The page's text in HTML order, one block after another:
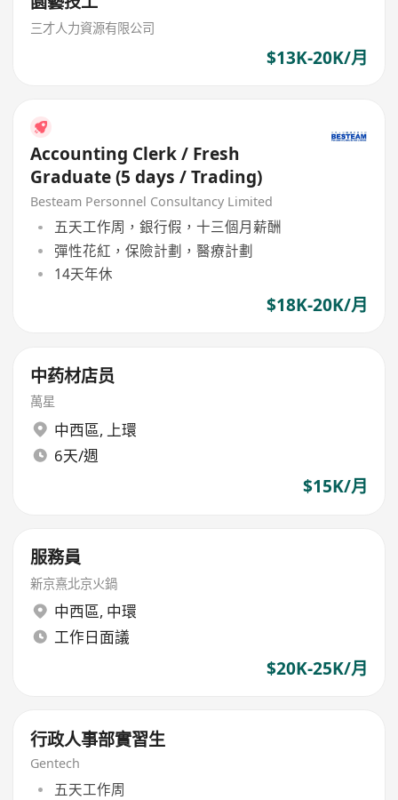
三才人力資源有限公司
$13K-20K/月
Accounting Clerk / Fresh
Graduate (5 days / Trading)
Besteam Personnel Consultancy Limited
五天工作周，銀行假，十三個月薪酬
彈性花紅，保險計劃，醫療計劃
14天年休
$18K-20K/月
中药材店员
萬星
中西區, 上環
6天/週
$15K/月
服務員
新京熹北京火鍋
中西區, 中環
工作日面議
$20K-25K/月
行政人事部實習生
Gentech
五天工作周